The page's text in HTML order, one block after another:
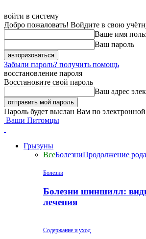
войти в систему
Добро пожаловать! Войдите в свою
Ваше имя
Ваш пароль
Забыли пароль? получить помощь
восстановление пароля
Восстановите свой пароль
Ваш адрес
Пароль будет выслан Вам по
Ваши Питомцы
Грызуны
ВсеБолезниПродолжение рода
Болезни
Болезни шиншилл:
лечения
Содержание и уход